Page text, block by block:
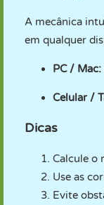
A mecânica
em qualquer
PC / Mac:
Celular /
Dicas
Calcule o
Use as
Evite